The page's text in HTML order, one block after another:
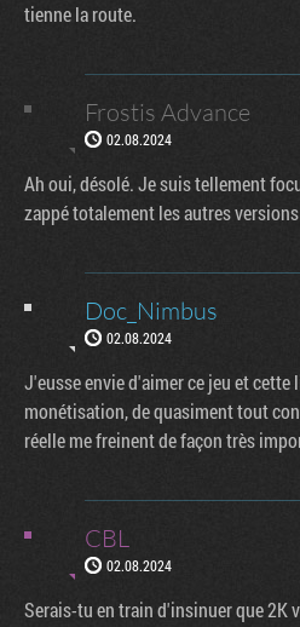
tienne la route.
Frostis Advance
02.08.2024
Ah oui, désolé. Je suis tellement
zappé totalement les autres
Doc_Nimbus
02.08.2024
J'eusse envie d'aimer ce jeu et
monétisation, de quasiment tout
réelle me freinent de façon très
CBL
02.08.2024
Serais-tu en train d'insinuer que 2K